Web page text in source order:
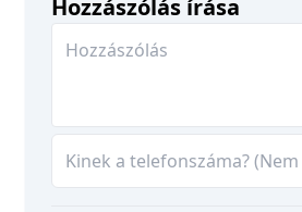
Hozzászólás írása